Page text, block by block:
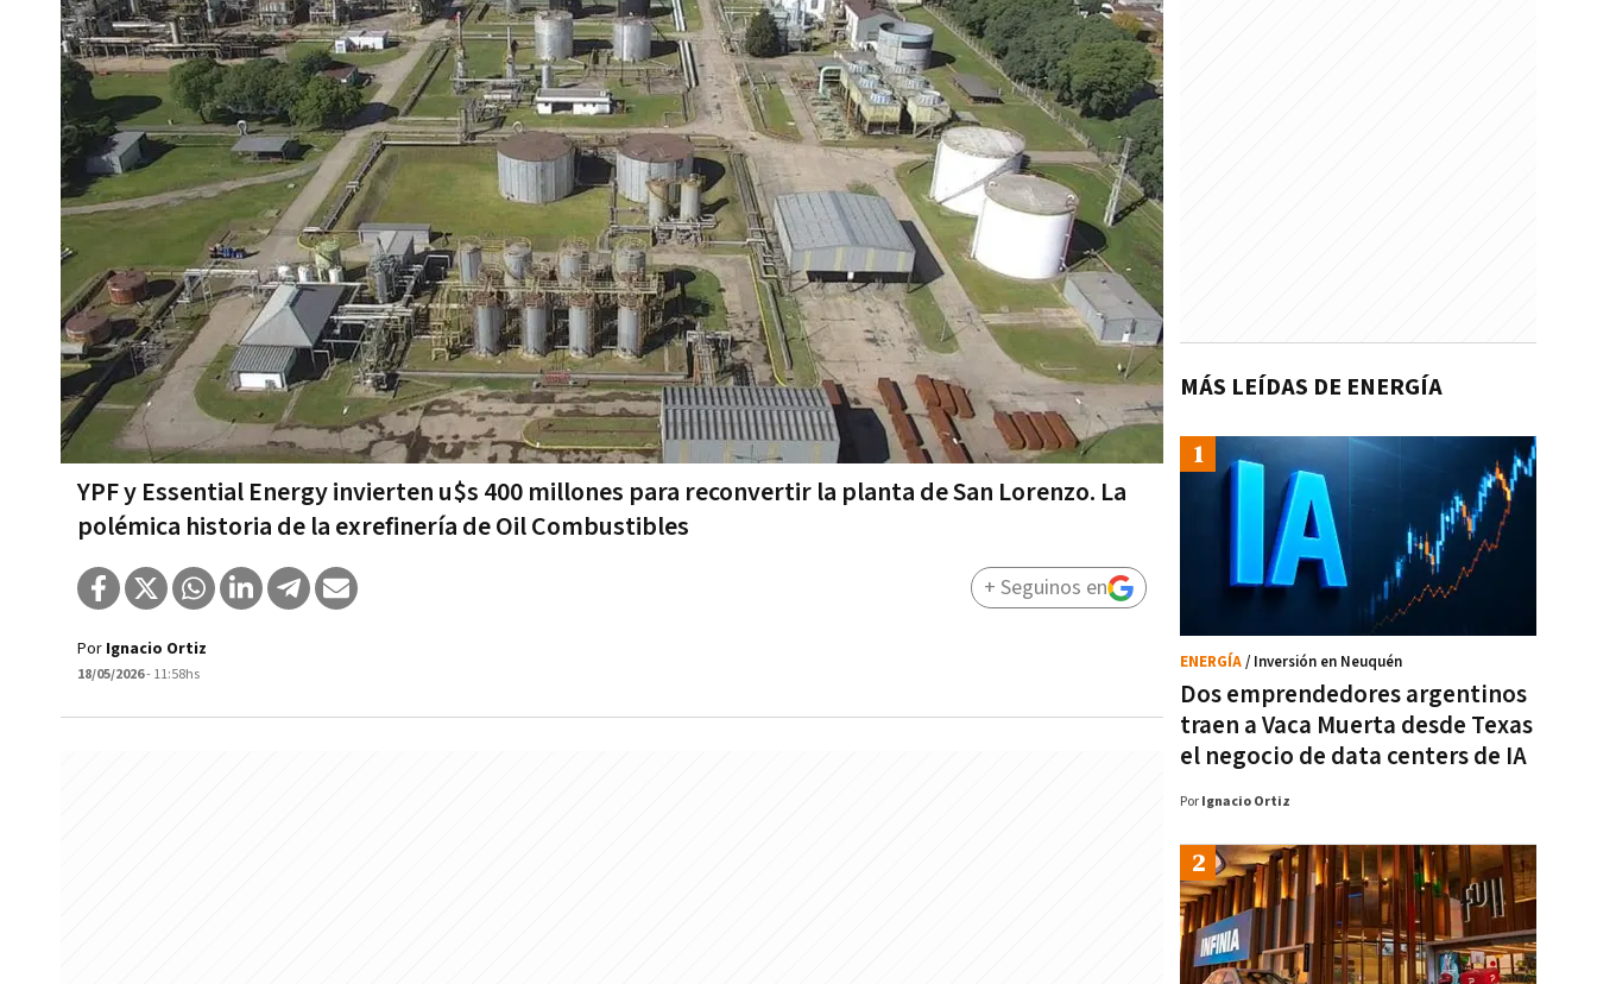
YPF y Essential Energy invierten u$s 400 millones para reconvertir la planta de San Lorenzo. La
polémica historia de la exrefinería de Oil Combustibles
Por Ignacio Ortiz
18/05/2026- 11:58hs
+ Seguinos en
MÁS LEÍDAS DE ENERGÍA
Dos emprendedores argentinos
traen a Vaca Muerta desde Texas
el negocio de data centers de IA
ENERGÍA/ Inversión en Neuquén
Por Ignacio Ortiz